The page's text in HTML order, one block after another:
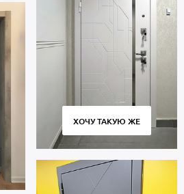
ХОЧУ ТАКУЮ ЖЕ